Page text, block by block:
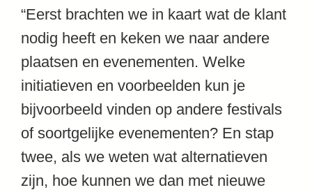
“Eerst brachten we in kaart wat de klant
nodig heeft en keken we naar andere
plaatsen en evenementen. Welke
initiatieven en voorbeelden kun je
bijvoorbeeld vinden op andere festivals
of soortgelijke evenementen? En stap
twee, als we weten wat alternatieven
zijn, hoe kunnen we dan met nieuwe